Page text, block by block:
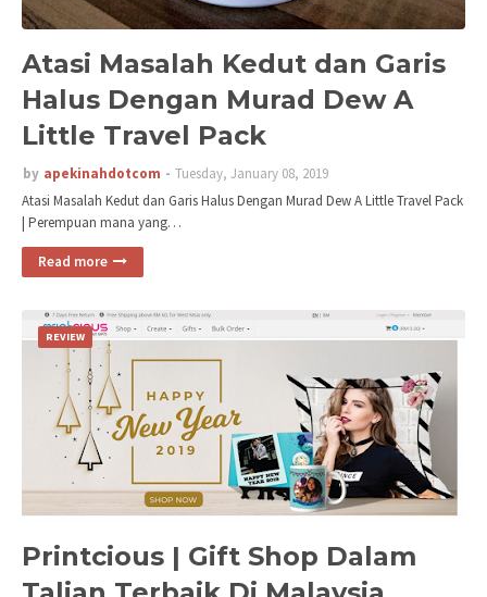
Atasi Masalah Kedut dan Garis
Halus Dengan Murad Dew A
Little Travel Pack
by apekinahdotcom
Tuesday, January 08, 2019
Atasi Masalah Kedut dan Garis Halus Dengan Murad Dew A Little Travel Pack
| Perempuan mana yang…
Read more
REVIEW
Printcious | Gift Shop Dalam